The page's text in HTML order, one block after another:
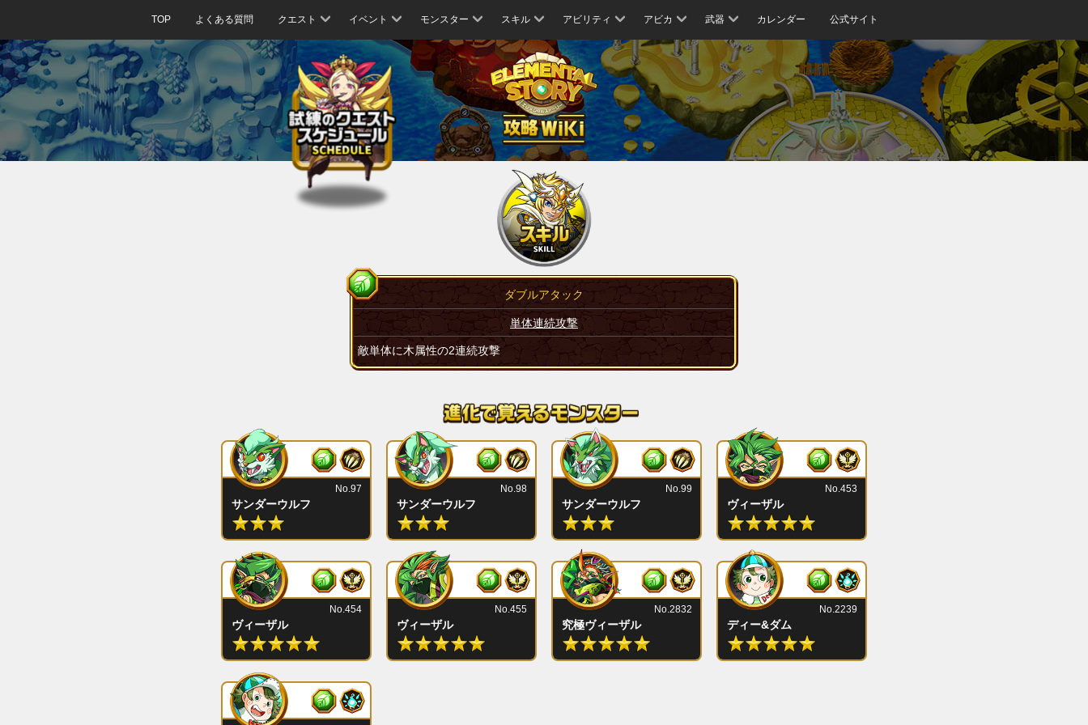
TOP よくある質問 クエスト イベント モンスター スキル アビリティ アビカ 武器 カレンダー 公式サイト
ダブルアタック
単体連続攻撃
敵単体に木属性の2連続攻撃
サンダーウルフ
No.97
サンダーウルフ
No.98
サンダーウルフ
No.99
ヴィーザル
No.453
ヴィーザル
No.454
ヴィーザル
No.455
究極ヴィーザル
No.2832
ディー&ダム
No.2239